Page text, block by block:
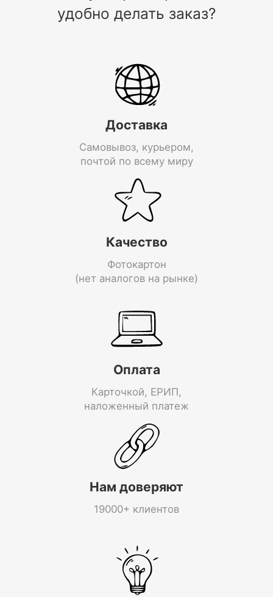
удобно делать заказ?
Доставка
Самовывоз, курьером,
почтой по всему миру
Качество
Фотокартон
(нет аналогов на рынке)
Оплата
Карточкой, ЕРИП,
наложенный платеж
Нам доверяют
19000+ клиентов